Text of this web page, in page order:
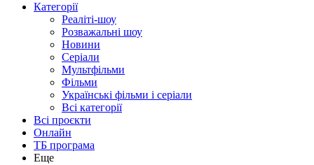
Категорії
Реаліті-шоу
Розважальні шоу
Новини
Серіали
Мультфільми
Фільми
Українські фільми і серіали
Всі категорії
Всі проєкти
Онлайн
ТБ програма
Еще